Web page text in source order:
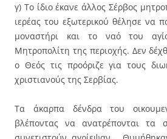
γ) Το ίδιο έκανε άλλος Σέρβος
ιερέας του εξωτερικού θέλησε να
μοναστήρι και το ναό του
Μητροπολίτη της περιοχής. Δεν
ο Θεός τις προόριζε για τους
χριστιανούς της Σερβίας.
Τα άκαρπα δένδρα του
βλέποντας να ανατρέπονται τα